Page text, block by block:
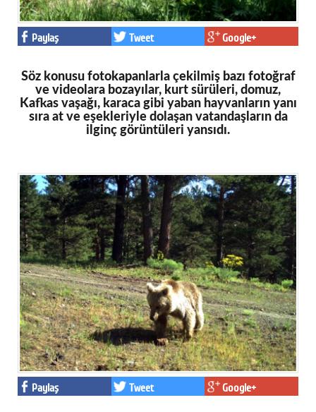
Paylaş Tweet Google+
Söz konusu fotokapanlarla çekilmiş bazı fotoğraf
ve videolara bozayılar, kurt sürüleri, domuz,
Kafkas vaşağı, karaca gibi yaban hayvanların yanı
sıra at ve eşekleriyle dolaşan vatandaşların da
ilginç görüntüleri yansıdı.
Paylaş Tweet Google+